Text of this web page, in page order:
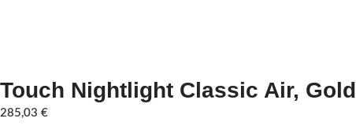
Touch Nightlight Classic Air, Gold
285,03 €